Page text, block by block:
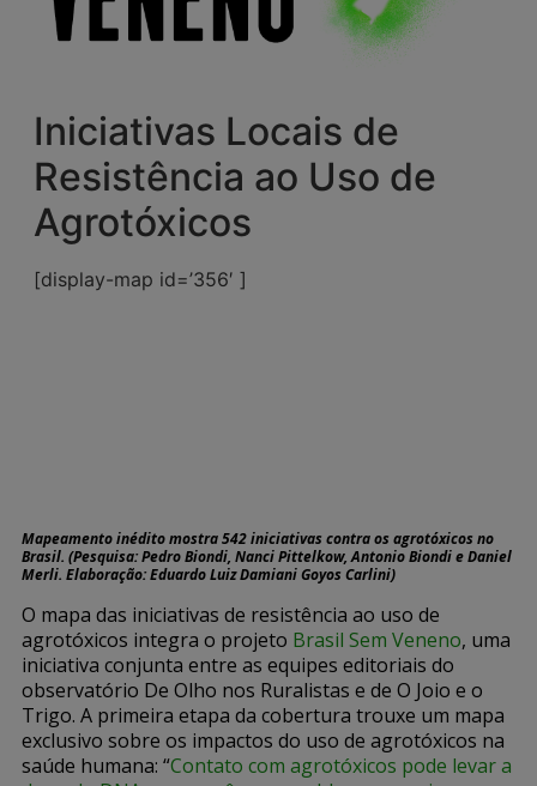
Mapeamento inédito mostra 542 iniciativas contra os agrotóxicos no
Brasil. (Pesquisa: Pedro Biondi, Nanci Pittelkow, Antonio Biondi e Daniel
Merli. Elaboração: Eduardo Luiz Damiani Goyos Carlini)
O mapa das iniciativas de resistência ao uso de
agrotóxicos integra o projeto Brasil Sem Veneno, uma
iniciativa conjunta entre as equipes editoriais do
observatório De Olho nos Ruralistas e de O Joio e o
Trigo. A primeira etapa da cobertura trouxe um mapa
exclusivo sobre os impactos do uso de agrotóxicos na
saúde humana: “Contato com agrotóxicos pode levar a